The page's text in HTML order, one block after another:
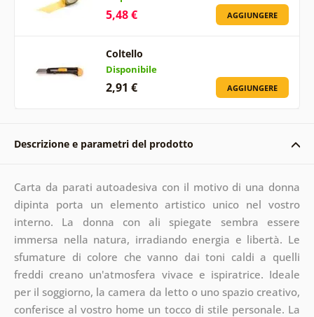
5,48 € AGGIUNGERE
Coltello
Disponibile
2,91 € AGGIUNGERE
Descrizione e parametri del prodotto
Carta da parati autoadesiva con il motivo di una donna
dipinta porta un elemento artistico unico nel vostro
interno. La donna con ali spiegate sembra essere
immersa nella natura, irradiando energia e libertà. Le
sfumature di colore che vanno dai toni caldi a quelli
freddi creano un'atmosfera vivace e ispiratrice. Ideale
per il soggiorno, la camera da letto o uno spazio creativo,
conferisce al vostro home un tocco di stile personale. La